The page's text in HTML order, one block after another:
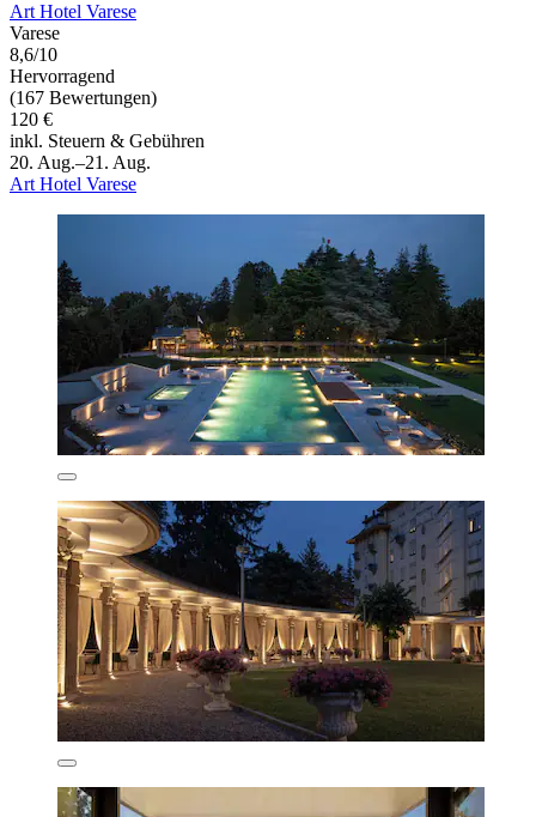
Art Hotel Varese
Varese
8,6/10
Hervorragend
(167 Bewertungen)
120 €
inkl. Steuern & Gebühren
20. Aug.–21. Aug.
Art Hotel Varese